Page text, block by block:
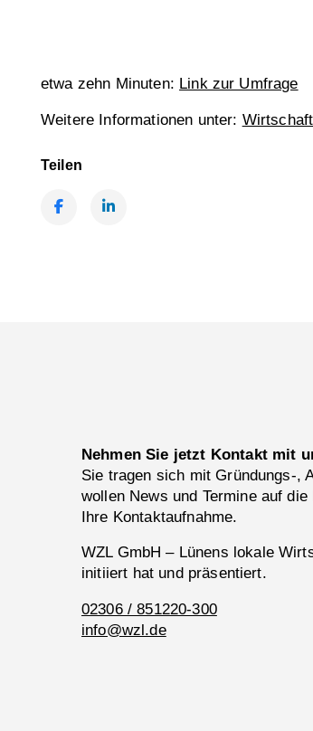
etwa zehn Minuten: Link zur Umfrage
Weitere Informationen unter:
Teilen
Nehmen Sie jetzt Kontakt mit
Sie tragen sich mit Gründungs-,
wollen News und Termine auf
Ihre Kontaktaufnahme.
WZL GmbH – Lünens lokale
initiiert hat und präsentiert.
02306 / 851220-300
info@wzl.de